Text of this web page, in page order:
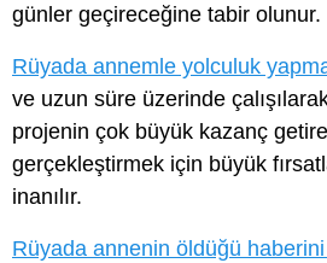
günler geçireceğine tabir olunur.
Rüyada annemle yolculuk
ve uzun süre üzerinde
projenin çok büyük kazanç
gerçekleştirmek için büyük
inanılır.
Rüyada annenin öldüğü